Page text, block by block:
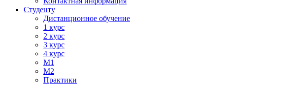
Студенту
Дистанционное обучение
1 курс
2 курс
3 курс
4 курс
М1
М2
Практики